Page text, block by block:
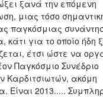
ξανά την επόμενη
μιας τόσο
παγκόσμιας
κάτι για το οποίο ήδη
έτσι ώστε να
Παγκόσμιο Συνέδριο
Καρδιτσιωτών, ακόμη
Είναι 2013.....